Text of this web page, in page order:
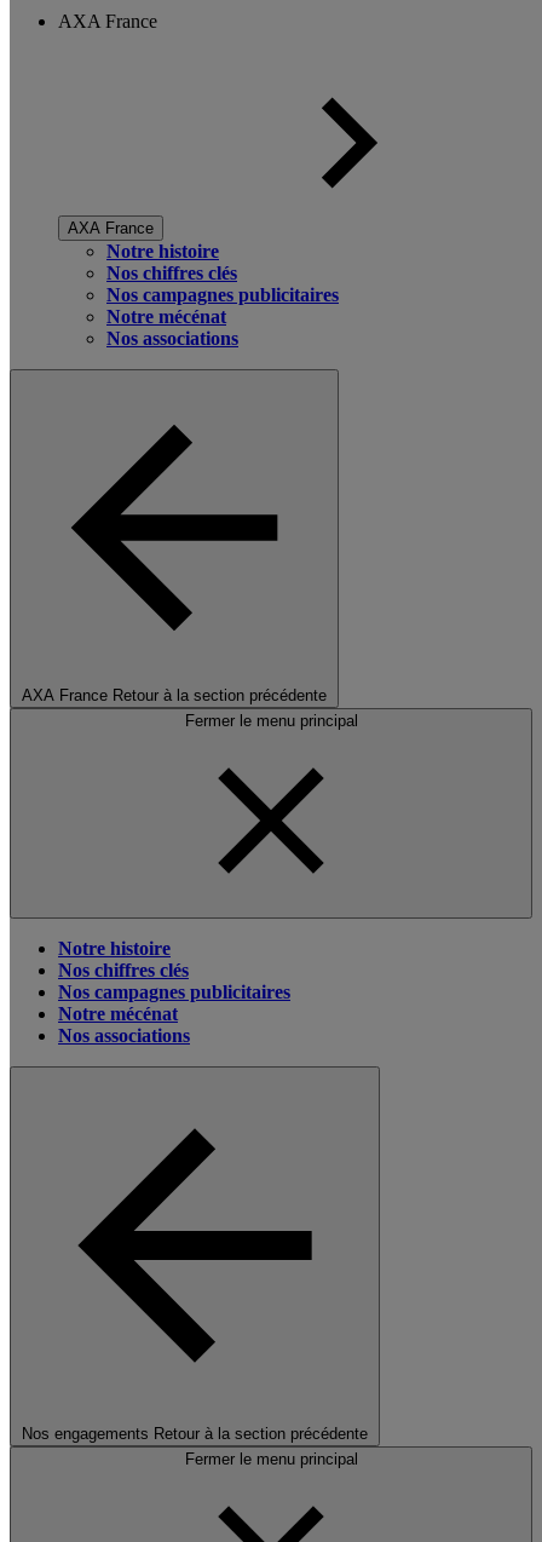
AXA France
AXA France
Notre histoire
Nos chiffres clés
Nos campagnes publicitaires
Notre mécénat
Nos associations
AXA France Retour à la section précédente
Fermer le menu principal
Notre histoire
Nos chiffres clés
Nos campagnes publicitaires
Notre mécénat
Nos associations
Nos engagements Retour à la section précédente
Fermer le menu principal